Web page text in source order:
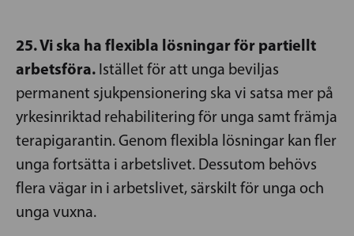
25. Vi ska ha flexibla lösningar för partiellt
arbetsföra. Istället för att unga beviljas
permanent sjukpensionering ska vi satsa mer på
yrkesinriktad rehabilitering för unga samt främja
terapigarantin. Genom flexibla lösningar kan fler
unga fortsätta i arbetslivet. Dessutom behövs
flera vägar in i arbetslivet, särskilt för unga och
unga vuxna.